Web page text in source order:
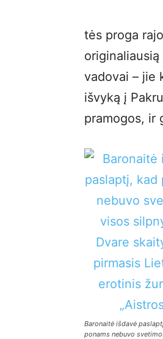
tės proga
vadovai – jie
išvyką į
pramogos, ir
Baronaitė išdavė
ponams nebuvo